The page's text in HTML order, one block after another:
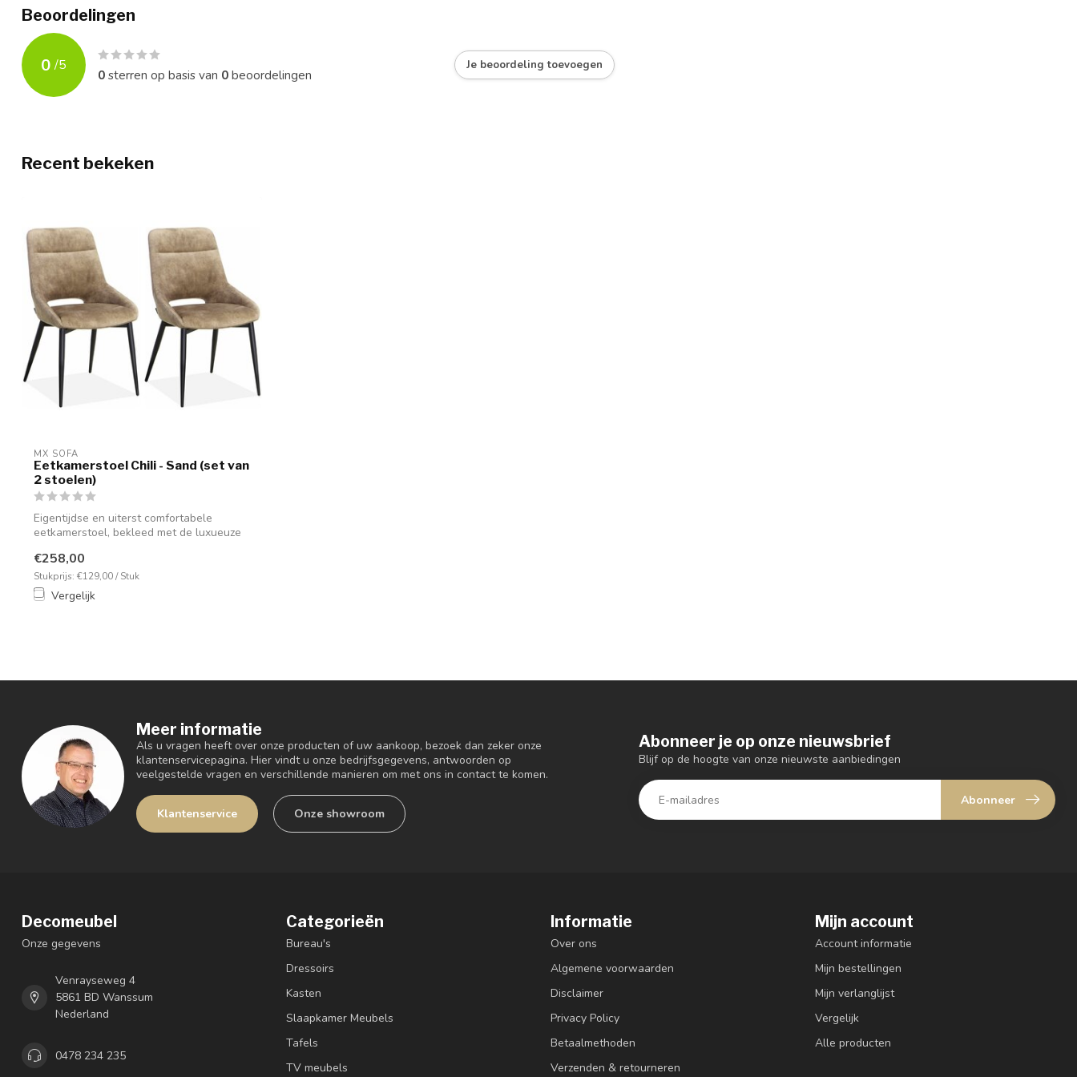
Beoordelingen
0 /5
0sterren op basis van 0beoordelingen
Je beoordeling toevoegen
Recent bekeken
MX SOFA
Eetkamerstoel Chili - Sand (set van
2 stoelen)
Eigentijdse en uiterst comfortabele
eetkamerstoel, bekleed met de luxueuze
€258,00
Stukprijs: €129,00 / Stuk
Vergelijk
Meer informatie
Als u vragen heeft over onze producten of uw aankoop, bezoek dan zeker onze
klantenservicepagina. Hier vindt u onze bedrijfsgegevens, antwoorden op
veelgestelde vragen en verschillende manieren om met ons in contact te komen.
Klantenservice Onze showroom
Abonneer je op onze nieuwsbrief
Blijf op de hoogte van onze nieuwste aanbiedingen
Abonneer
Decomeubel
Onze gegevens
Venrayseweg 4
5861 BD Wanssum
Nederland
0478 234 235
Categorieën
Bureau's
Dressoirs
Kasten
Slaapkamer Meubels
Tafels
TV meubels
Informatie
Over ons
Algemene voorwaarden
Disclaimer
Privacy Policy
Betaalmethoden
Verzenden & retourneren
Mijn account
Account informatie
Mijn bestellingen
Mijn verlanglijst
Vergelijk
Alle producten